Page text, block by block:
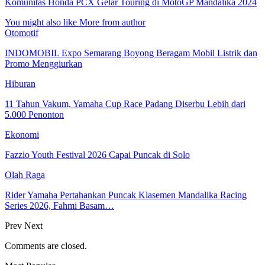
You might also like More from author
Otomotif
INDOMOBIL Expo Semarang Boyong Beragam Mobil Listrik dan
Promo Menggiurkan
Hiburan
11 Tahun Vakum, Yamaha Cup Race Padang Diserbu Lebih dari
5.000 Penonton
Ekonomi
Fazzio Youth Festival 2026 Capai Puncak di Solo
Olah Raga
Rider Yamaha Pertahankan Puncak Klasemen Mandalika Racing
Series 2026, Fahmi Basam…
Prev Next
Comments are closed.